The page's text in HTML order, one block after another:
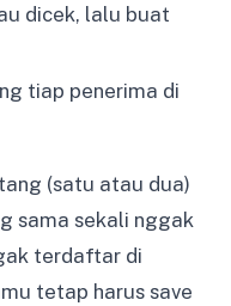
dicek, lalu buat
tiap penerima di
(satu atau dua)
sama sekali nggak
terdaftar di
tetap harus save